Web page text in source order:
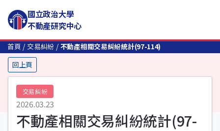
國立政治大學
不動產研究中心
首頁 交易糾紛
不動產相關交易糾紛統計(97-114)
回上頁
交易糾紛
2026.03.23
不動產相關交易糾紛統計(97-